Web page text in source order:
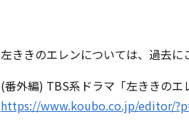
左ききのエレンについては、過去に
(番外編) TBS系ドラマ「左ききのエ
https://www.koubo.co.jp/editor/